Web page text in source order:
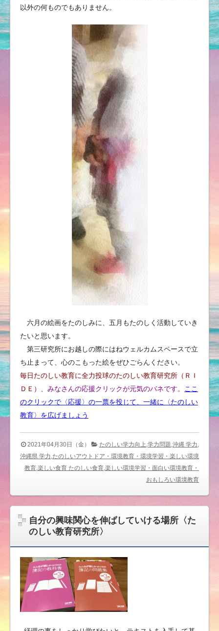
以外の何ものでもありません。
六月の絵画をたのしみに、五月もたのしく活動していき
たいと思います。
第三研究所にお越しの際にはねウェルカムスペースで立
ち止まって、心のこもった絵をぜひごらんください。
毎日たのしい教育に全力投球のたのしい教育研究所（ＲＩ
ＤＥ）、 みなさんの応援クリックが元気のバネです。
ここ
のクリックで〈応援〉の一票を投じて、 一緒に〈たのしい
教育〉を広げましょう
2021年04月30日（金）
たのしい学力向上,学力問題,沖縄 学力,
沖縄県 学力,たのしいアウトドア・環境教育・環境学習・楽しい環境
教育,楽しい食育 たのしい食育,楽しい環境学習・面白い環境教育・
おもしろい環境教育
自分の興味関心を伸ばしていける場所〈た
のしい教育研究所〉